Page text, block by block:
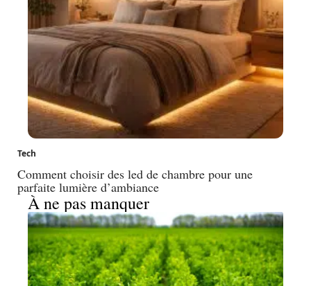
Tech
Comment choisir des led de chambre pour une
parfaite lumière d’ambiance
À ne pas manquer